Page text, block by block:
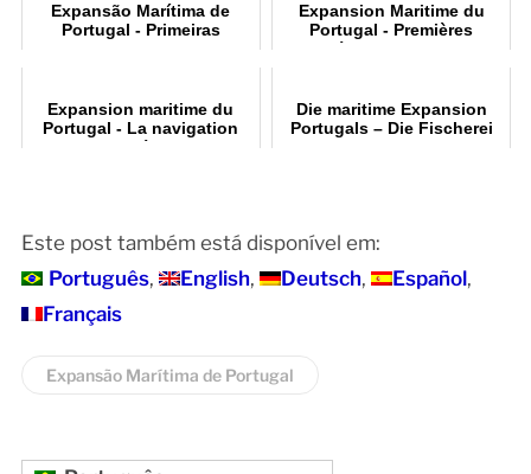
Expansão Marítima de
Portugal - Primeiras
Expansion Maritime du
Portugal - Premières
Opérations Navales
Expansion maritime du
Portugal - La navigation
avant les découvertes
Die maritime Expansion
Portugals – Die Fischerei
Este post também está disponível em:
Português
English Deutsch
Español
Français
Expansão Marítima de Portugal